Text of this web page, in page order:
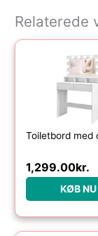
Relaterede
1,299.00kr.
KØB NU